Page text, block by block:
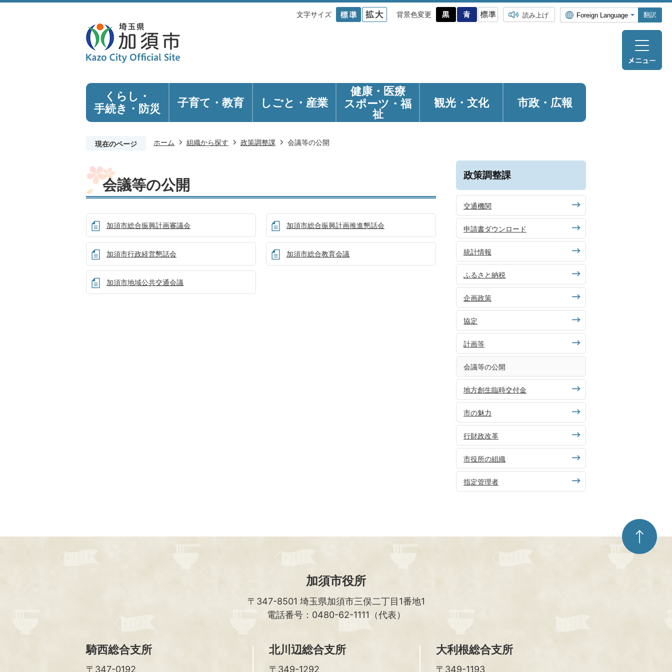
文字サイズ 背景色変更 読み上げ 翻訳
くらし・
手続き ・防災 子育て・教育 しごと・産業
健康・医療
スポーツ・福
祉
観光・ 文化 市政・広報
現在のページ ホーム 組織から探す 政策調整課 会議等の公開
会議等の公開
加須市総合振興計画審議会 加須市総合振興計画推進懇話会
加須市行政経営懇話会 加須市総合教育会議
加須市地域公共交通会議
政策調整課
交通機関
申請書ダウンロード
統計情報
ふるさと納税
企画政策
協定
計画等
会議等の公開
地方創生臨時交付金
市の魅力
行財政改革
市役所の組織
指定管理者
ペ
ー
ジ
加須市役所
〒347-8501 埼玉県加須市三俣二丁目1番地1
電話番号：0480-62-1111（代表）
騎西総合支所
〒347-0192
北川辺総合支所
〒349-1292
大利根総合支所
〒349-1193